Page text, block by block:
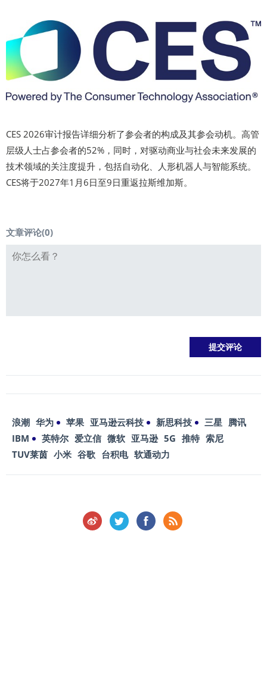
CES 2026审计报告详细分析了参会者的构成及其参会动机。高管
层级人士占参会者的52%，同时，对驱动商业与社会未来发展的
技术领域的关注度提升，包括自动化、人形机器人与智能系统。
CES将于2027年1月6日至9日重返拉斯维加斯。
文章评论(0)
浪潮 华为 苹果 亚马逊云科技 新思科技 三星 腾讯
IBM
英特尔 爱立信 微软 亚马逊 5G 推特 索尼
TUV莱茵 小米 谷歌 台积电 软通动力